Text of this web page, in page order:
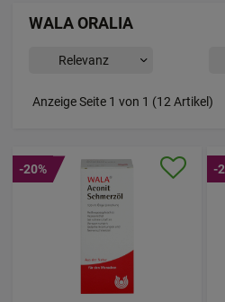
WALA ORALIA
Anzeige Seite 1 von 1 (12 Artikel)
-20% -